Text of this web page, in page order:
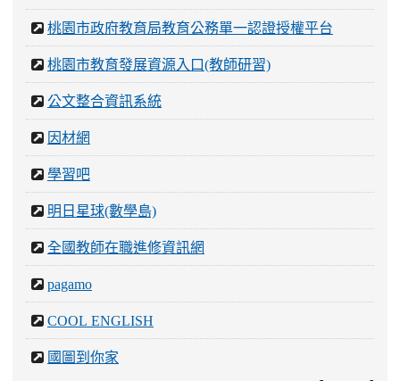
桃園市政府教育局教育公務單一認證授權平台
桃園市教育發展資源入口(教師研習)
公文整合資訊系統
因材網
學習吧
明日星球(數學島)
全國教師在職進修資訊網
pagamo
COOL ENGLISH
國圖到你家